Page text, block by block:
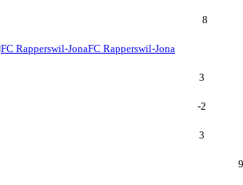
8
FC Rapperswil-JonaFC Rapperswil-Jona
3
-2
3
9